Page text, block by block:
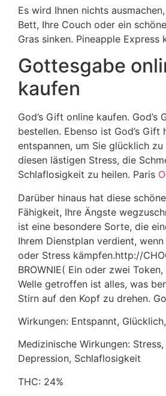
Es wird Ihnen nichts
Bett, Ihre Couch oder ein
Gras sinken. Pineapple Express
Gottesgabe
kaufen
God’s Gift online kaufen. God’s
bestellen. Ebenso ist God’s Gift
entspannen, um Sie glücklich
diesen lästigen Stress, die
Schlaflosigkeit zu heilen. Paris
Darüber hinaus hat diese
Fähigkeit, Ihre Ängste
ist eine besondere Sorte, die
Ihrem Dienstplan verdient,
oder Stress kämpfen.http://
BROWNIE( Ein oder zwei
Welle getroffen ist alles, was
Stirn auf den Kopf zu drehen.
Wirkungen: Entspannt,
Medizinische Wirkungen:
Depression, Schlaflosigkeit
THC: 24%